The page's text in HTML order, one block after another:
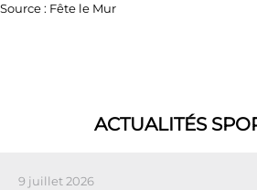
Source : Fête le Mur
ACTUALITÉS
9 juillet 2026